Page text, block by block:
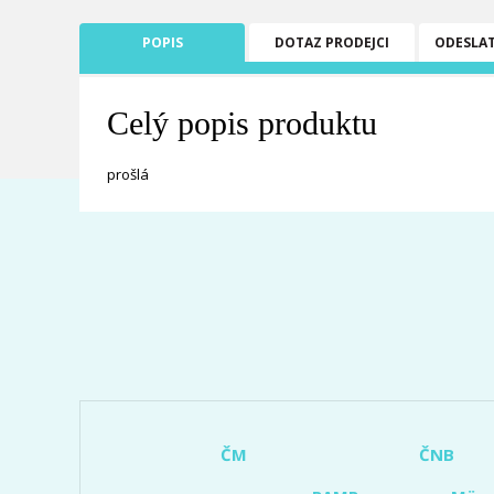
POPIS DOTAZ PRODEJCI
Celý popis produktu
prošlá
ČM
ČNB